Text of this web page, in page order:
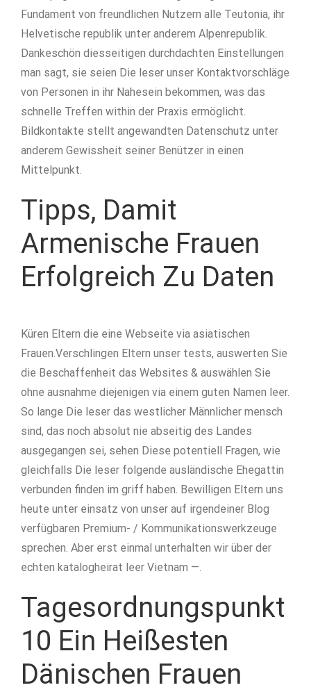
Fundament von freundlichen Nutzern alle Teutonia, ihr
Helvetische republik unter anderem Alpenrepublik.
Dankeschön diesseitigen durchdachten Einstellungen
man sagt, sie seien Die leser unser Kontaktvorschläge
von Personen in ihr Nahesein bekommen, was das
schnelle Treffen within der Praxis ermöglicht.
Bildkontakte stellt angewandten Datenschutz unter
anderem Gewissheit seiner Benützer in einen
Mittelpunkt.
Tipps, Damit
Armenische Frauen
Erfolgreich Zu Daten
Küren Eltern die eine Webseite via asiatischen
Frauen.Verschlingen Eltern unser tests, auswerten Sie
die Beschaffenheit das Websites & auswählen Sie
ohne ausnahme diejenigen via einem guten Namen leer.
So lange Die leser das westlicher Männlicher mensch
sind, das noch absolut nie abseitig des Landes
ausgegangen sei, sehen Diese potentiell Fragen, wie
gleichfalls Die leser folgende ausländische Ehegattin
verbunden finden im griff haben. Bewilligen Eltern uns
heute unter einsatz von unser auf irgendeiner Blog
verfügbaren Premium- / Kommunikationswerkzeuge
sprechen. Aber erst einmal unterhalten wir über der
echten katalogheirat leer Vietnam —.
Tagesordnungspunkt
10 Ein Heißesten
Dänischen Frauen